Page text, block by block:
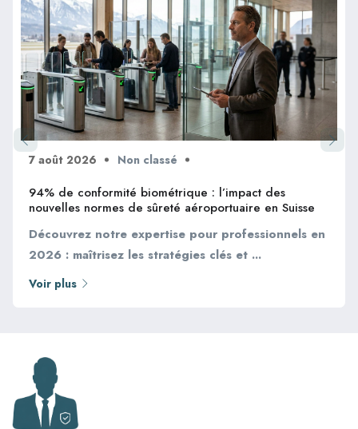
7 août 2026 Non classé
94% de conformité biométrique : l’impact des
nouvelles normes de sûreté aéroportuaire en Suisse
Découvrez notre expertise pour professionnels en
2026 : maîtrisez les stratégies clés et ...
Voir plus